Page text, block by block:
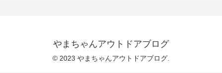
やまちゃんアウトドアブログ
© 2023 やまちゃんアウトドアブログ.